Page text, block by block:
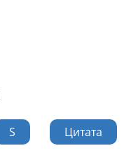
S
Цитата